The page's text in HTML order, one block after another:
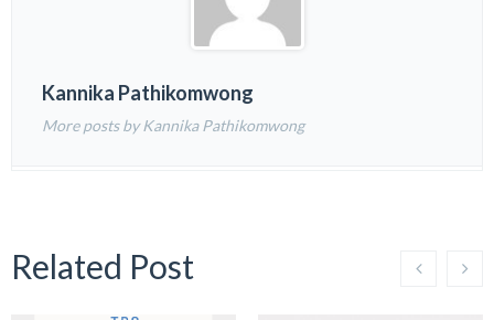
Kannika Pathikomwong
More posts by Kannika Pathikomwong
Related Post